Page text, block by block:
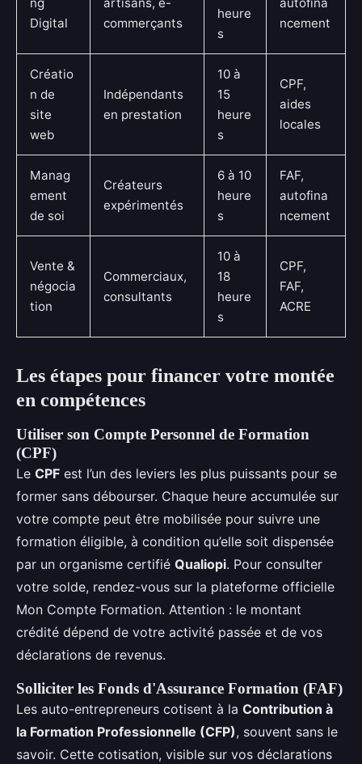
ng
Digital
artisans, e-
commerçants
heure
s
autofina
ncement
Créatio
n de
site
web
Indépendants
en prestation
10 à
15
heure
s
CPF,
aides
locales
Manag
ement
de soi
Créateurs
expérimentés
6 à 10
heure
s
FAF,
autofina
ncement
Vente &
négocia
tion
Commerciaux,
consultants
10 à
18
heure
s
CPF,
FAF,
ACRE
Les étapes pour financer votre montée
en compétences
Utiliser son Compte Personnel de Formation
(CPF)
Le CPF est l’un des leviers les plus puissants pour se
former sans débourser. Chaque heure accumulée sur
votre compte peut être mobilisée pour suivre une
formation éligible, à condition qu’elle soit dispensée
par un organisme certifié Qualiopi. Pour consulter
votre solde, rendez-vous sur la plateforme officielle
Mon Compte Formation. Attention : le montant
crédité dépend de votre activité passée et de vos
déclarations de revenus.
Solliciter les Fonds d'Assurance Formation (FAF)
Les auto-entrepreneurs cotisent à la Contribution à
la Formation Professionnelle (CFP), souvent sans le
savoir. Cette cotisation, visible sur vos déclarations